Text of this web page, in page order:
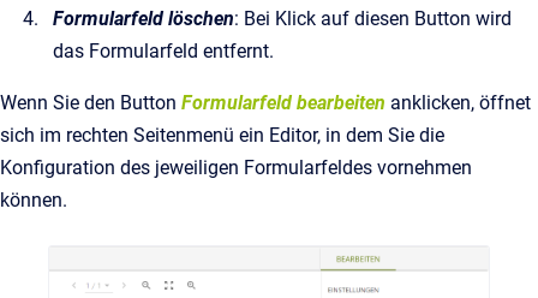
Formularfeld löschen: Bei Klick auf diesen Button wird
das Formularfeld entfernt.
Wenn Sie den Button Formularfeld bearbeiten anklicken, öffnet
sich im rechten Seitenmenü ein Editor, in dem Sie die
Konfiguration des jeweiligen Formularfeldes vornehmen
können.